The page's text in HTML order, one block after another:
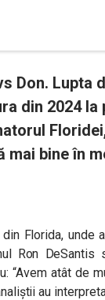
Don.
din 2024 la
mai bine în
Florida, unde
Ron
“Avem atât de
au